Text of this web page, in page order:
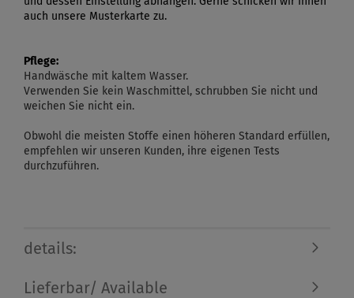
auch unsere Musterkarte zu.
Pflege:
Handwäsche mit kaltem Wasser.
Verwenden Sie kein Waschmittel, schrubben Sie nicht und
weichen Sie nicht ein.
Obwohl die meisten Stoffe einen höheren Standard erfüllen,
empfehlen wir unseren Kunden, ihre eigenen Tests
durchzuführen.
details:
Lieferbar/ Available